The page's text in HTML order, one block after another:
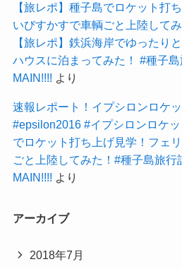
【旅レポ】種子島でロケット打
いびすかすで車輌ごと上陸して
【旅レポ】鉄浜海岸でゆったり
ハウスに泊まってみた！ #種子
MAIN!!!! より
速報レポート！イプシロンロケ
#epsilon2016 #イプシロンロケッ
でロケット打ち上げ見学！フェ
ごと上陸してみた！#種子島旅行
MAIN!!!! より
アーカイブ
2018年7月